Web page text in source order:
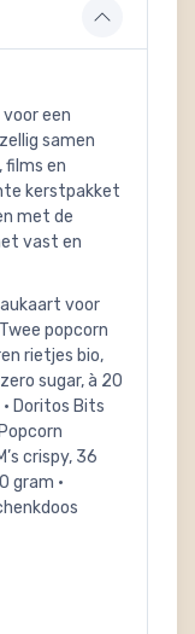
een
samen
films en
kerstpakket
met de
vast en
voor
popcorn
rietjes bio,
sugar, à 20
• Doritos Bits
crispy, 36
gram •